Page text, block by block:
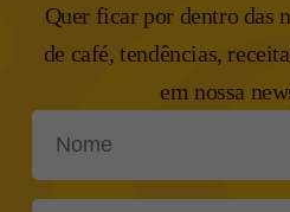
Quer ficar por dentro das
de café, tendências,
em nossa